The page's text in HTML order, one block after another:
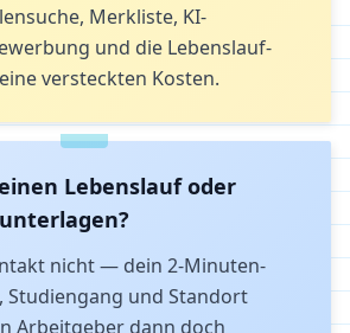
Merkliste, KI-
und die Lebenslauf-
versteckten Kosten.
Lebenslauf oder
nicht — dein 2-Minuten-
Studiengang und Standort
Arbeitgeber dann doch